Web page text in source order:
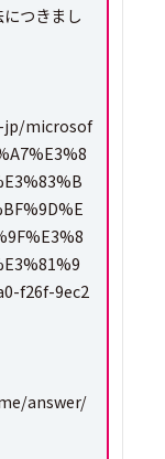
つきまし
microsof
f26f-9ec2
answer/